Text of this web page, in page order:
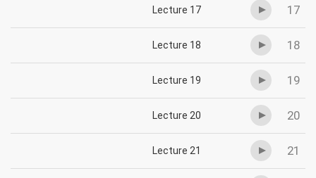
17
Lecture 17
18
Lecture 18
19
Lecture 19
20
Lecture 20
21
Lecture 21